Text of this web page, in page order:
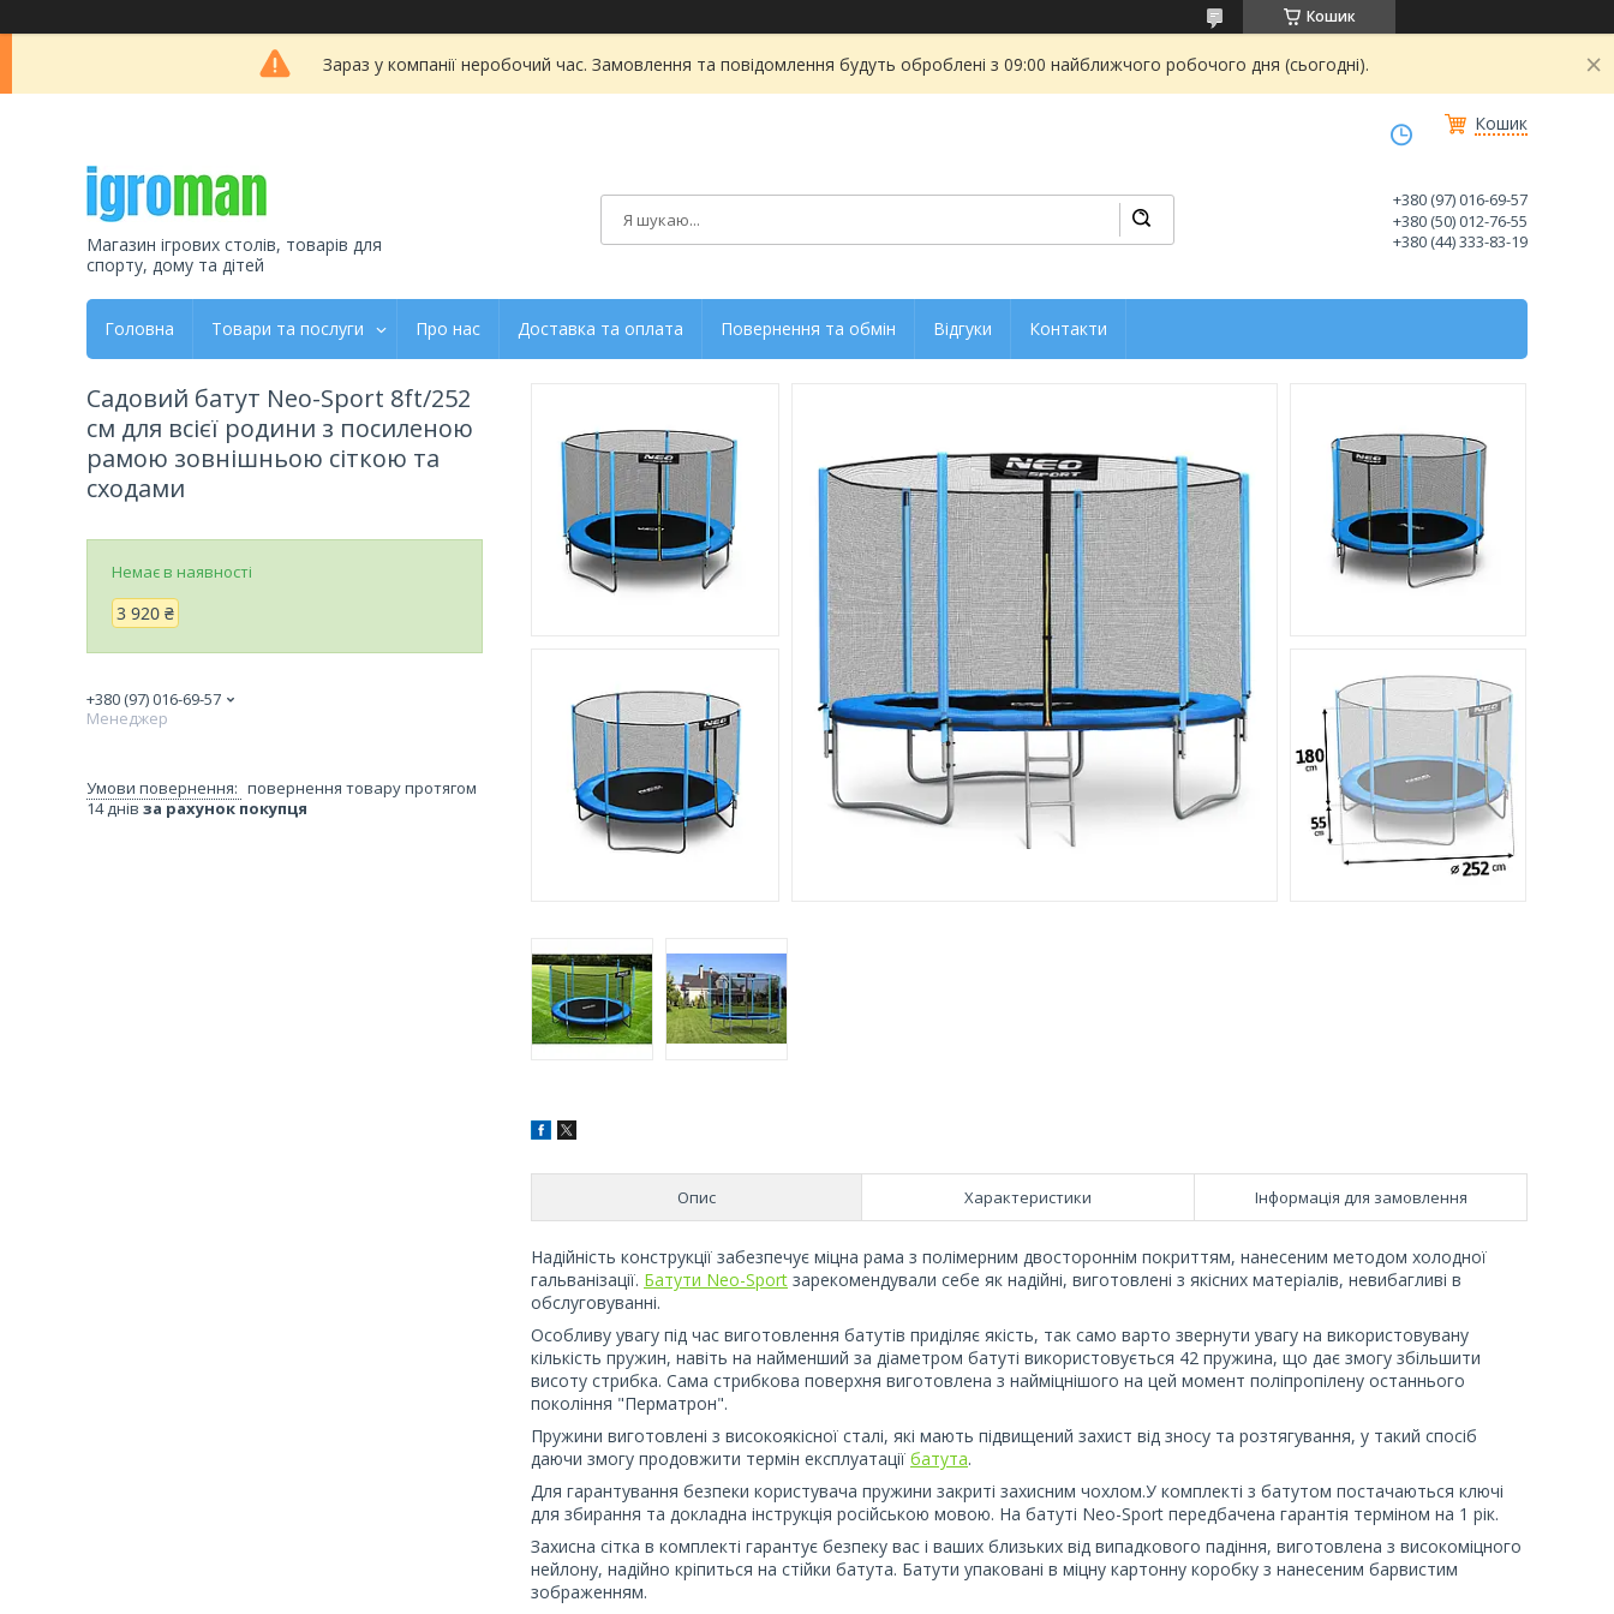
Кошик
Зараз у компанії неробочий час. Замовлення та повідомлення будуть оброблені з 09:00 найближчого робочого дня (сьогодні).
Кошик
Магазин ігрових столів, товарів для
спорту, дому та дітей
+380 (97) 016-69-57
+380 (50) 012-76-55
+380 (44) 333-83-19
Головна Товари та послуги Про нас Доставка та оплата Повернення та обмін Відгуки Контакти
Опис Характеристики Інформація для замовлення
Надійність конструкції забезпечує міцна рама з полімерним двостороннім покриттям, нанесеним методом холодної
гальванізації. Батути Neo-Sport зарекомендували себе як надійні, виготовлені з якісних матеріалів, невибагливі в
обслуговуванні.
Особливу увагу під час виготовлення батутів приділяє якість, так само варто звернути увагу на використовувану
кількість пружин, навіть на найменший за діаметром батуті використовується 42 пружина, що дає змогу збільшити
висоту стрибка. Сама стрибкова поверхня виготовлена з найміцнішого на цей момент поліпропілену останнього
покоління "Перматрон".
Пружини виготовлені з високоякісної сталі, які мають підвищений захист від зносу та розтягування, у такий спосіб
даючи змогу продовжити термін експлуатації батута.
Для гарантування безпеки користувача пружини закриті захисним чохлом.У комплекті з батутом постачаються ключі
для збирання та докладна інструкція російською мовою. На батуті Neo-Sport передбачена гарантія терміном на 1 рік.
Захисна сітка в комплекті гарантує безпеку вас і ваших близьких від випадкового падіння, виготовлена з високоміцного
нейлону, надійно кріпиться на стійки батута. Батути упаковані в міцну картонну коробку з нанесеним барвистим
зображенням.
Садовий батут Neo-Sport 8ft/252
см для всієї родини з посиленою
рамою зовнішньою сіткою та
сходами
Немає в наявності
3 920 ₴
+380 (97) 016-69-57
Менеджер
повернення товару протягом
14 днів за рахунок покупця